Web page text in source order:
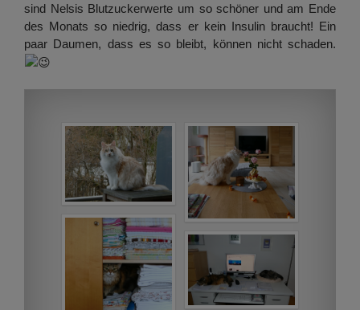
sind Nelsis Blutzuckerwerte um so schöner und am Ende
des Monats so niedrig, dass er kein Insulin braucht! Ein
paar Daumen, dass es so bleibt, können nicht schaden.